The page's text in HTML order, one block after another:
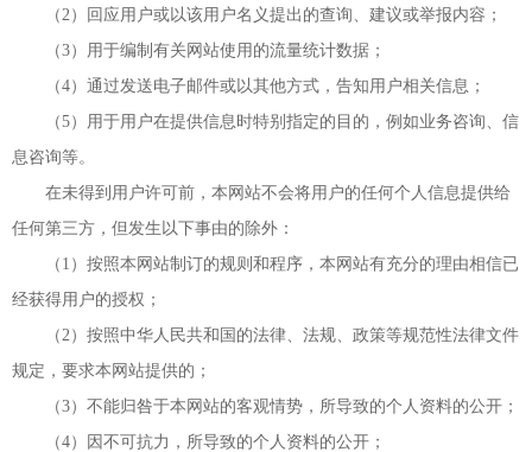
（2）回应用户或以该用户名义提出的查询、建议或举报内容；
（3）用于编制有关网站使用的流量统计数据；
（4）通过发送电子邮件或以其他方式，告知用户相关信息；
（5）用于用户在提供信息时特别指定的目的，例如业务咨询、信
息咨询等。
在未得到用户许可前，本网站不会将用户的任何个人信息提供给
任何第三方，但发生以下事由的除外：
（1）按照本网站制订的规则和程序，本网站有充分的理由相信已
经获得用户的授权；
（2）按照中华人民共和国的法律、法规、政策等规范性法律文件
规定，要求本网站提供的；
（3）不能归咎于本网站的客观情势，所导致的个人资料的公开；
（4）因不可抗力，所导致的个人资料的公开；